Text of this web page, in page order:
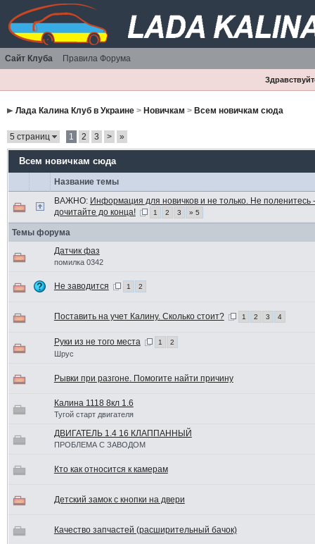
Сайт Клуба Правила Форума
Лада Калина Клуб в Украине> Новичкам > Всем новичкам сюда
5 страниц 1 2 3 > »
Всем новичкам сюда
Название темы
ВАЖНО: Информация для новичков и не только. Не поленитесь -
дочитайте до конца!
1 2 3 » 5
Темы форума
Датчик фаз
помилка 0342
Не заводится 1 2
Поставить на учет Калину. Сколько стоит? 1 2 3 4
Руки из не того места 1 2
Шрус
Рывки при разгоне. Помогите найти причину
Калина 1118 8кл 1.6
Тугой старт двигателя
ДВИГАТЕЛЬ 1.4 16 КЛАППАННЫЙ
ПРОБЛЕМА С ЗАВОДОМ
Кто как относится к камерам
Детский замок с кнопки на двери
Качество запчастей (расширительный бачок)